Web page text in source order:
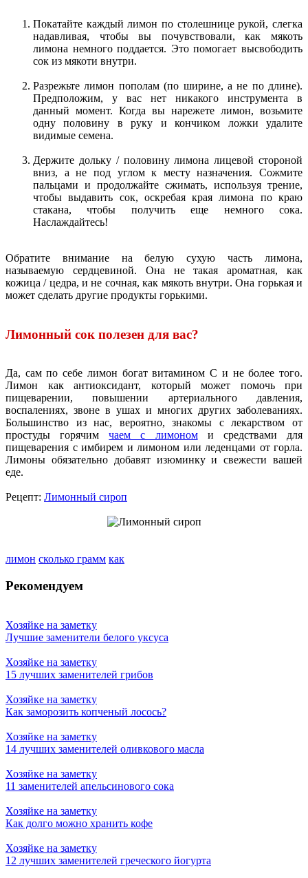
Покатайте каждый лимон по столешнице рукой, слегка
надавливая, чтобы вы почувствовали, как мякоть
лимона немного поддается. Это помогает высвободить
сок из мякоти внутри.
Разрежьте лимон пополам (по ширине, а не по длине).
Предположим, у вас нет никакого инструмента в
данный момент. Когда вы нарежете лимон, возьмите
одну половину в руку и кончиком ложки удалите
видимые семена.
Держите дольку / половину лимона лицевой стороной
вниз, а не под углом к ​​месту назначения. Сожмите
пальцами и продолжайте сжимать, используя трение,
чтобы выдавить сок, оскребая края лимона по краю
стакана, чтобы получить еще немного сока.
Наслаждайтесь!
Обратите внимание на белую сухую часть лимона,
называемую сердцевиной. Она не такая ароматная, как
кожица / цедра, и не сочная, как мякоть внутри. Она горькая и
может сделать другие продукты горькими.
Лимонный сок полезен для вас?
Да, сам по себе лимон богат витамином С и не более того.
Лимон как антиоксидант, который может помочь при
пищеварении, повышении артериального давления,
воспалениях, звоне в ушах и многих других заболеваниях.
Большинство из нас, вероятно, знакомы с лекарством от
простуды горячимчаем с лимономи средствами для
пищеварения с имбирем и лимоном или леденцами от горла.
Лимоны обязательно добавят изюминку и свежести вашей
еде.
Рецепт: Лимонный сироп
лимон сколько грамм как
Рекомендуем
Хозяйке на заметку
Лучшие заменители белого уксуса
Хозяйке на заметку
15 лучших заменителей грибов
Хозяйке на заметку
Как заморозить копченый лосось?
Хозяйке на заметку
14 лучших заменителей оливкового масла
Хозяйке на заметку
11 заменителей апельсинового сока
Хозяйке на заметку
Как долго можно хранить кофе
Хозяйке на заметку
12 лучших заменителей греческого йогурта